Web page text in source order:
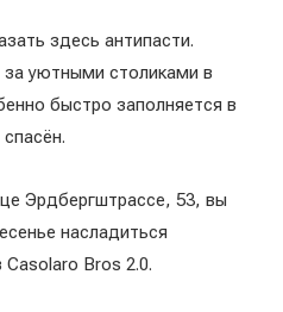
здесь антипасти.
уютными столиками в
быстро заполняется в
Эрдбергштрассе, 53, вы
насладиться
Bros 2.0.